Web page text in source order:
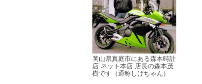
岡山県真庭市にある森本時計
店 ネット本店 店長の森本茂
樹です（通称しげちゃん）